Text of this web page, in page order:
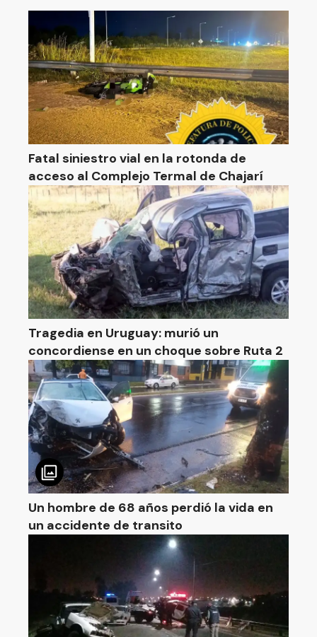
Fatal siniestro vial en la rotonda de
acceso al Complejo Termal de Chajarí
Tragedia en Uruguay: murió un
concordiense en un choque sobre Ruta 2
Un hombre de 68 años perdió la vida en
un accidente de transito